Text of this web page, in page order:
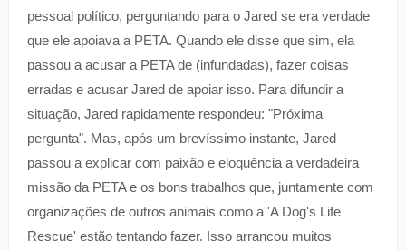
pessoal político, perguntando para o Jared se era verdade
que ele apoiava a PETA. Quando ele disse que sim, ela
passou a acusar a PETA de (infundadas), fazer coisas
erradas e acusar Jared de apoiar isso. Para difundir a
situação, Jared rapidamente respondeu: "Próxima
pergunta". Mas, após um brevíssimo instante, Jared
passou a explicar com paixão e eloquência a verdadeira
missão da PETA e os bons trabalhos que, juntamente com
organizações de outros animais como a 'A Dog's Life
Rescue' estão tentando fazer. Isso arrancou muitos